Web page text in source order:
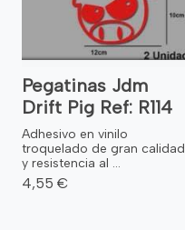
Pegatinas Jdm
Drift Pig Ref: R114
Adhesivo en vinilo
troquelado de gran calidad
y resistencia al ...
4,55 €